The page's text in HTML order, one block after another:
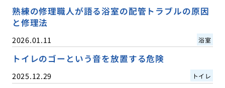
熟練の修理職人が語る浴室の配管トラブルの原因
と修理法
2026.01.11 浴室
トイレのゴーという音を放置する危険
2025.12.29 トイレ